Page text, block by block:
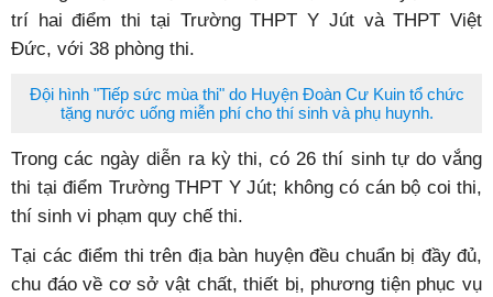
trí hai điểm thi tại Trường THPT Y Jút và THPT Việt
Đức, với 38 phòng thi.
Đội hình "Tiếp sức mùa thi" do Huyện Đoàn Cư Kuin tổ chức
tặng nước uống miễn phí cho thí sinh và phụ huynh.
Trong các ngày diễn ra kỳ thi, có 26 thí sinh tự do vắng
thi tại điểm Trường THPT Y Jút; không có cán bộ coi thi,
thí sinh vi phạm quy chế thi.
Tại các điểm thi trên địa bàn huyện đều chuẩn bị đầy đủ,
chu đáo về cơ sở vật chất, thiết bị, phương tiện phục vụ